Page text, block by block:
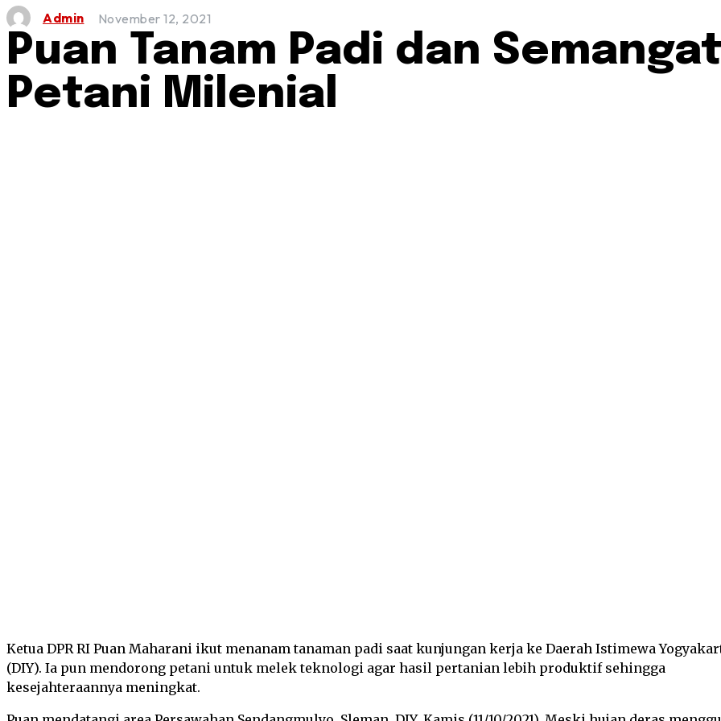
Admin November 12, 2021
Puan Tanam Padi dan
Petani Milenial
Ketua DPR RI Puan Maharani ikut menanam tanaman padi saat kunjungan kerja ke Daerah Istimewa
(DIY). Ia pun mendorong petani untuk melek teknologi agar hasil pertanian lebih produktif sehingga
kesejahteraannya meningkat.